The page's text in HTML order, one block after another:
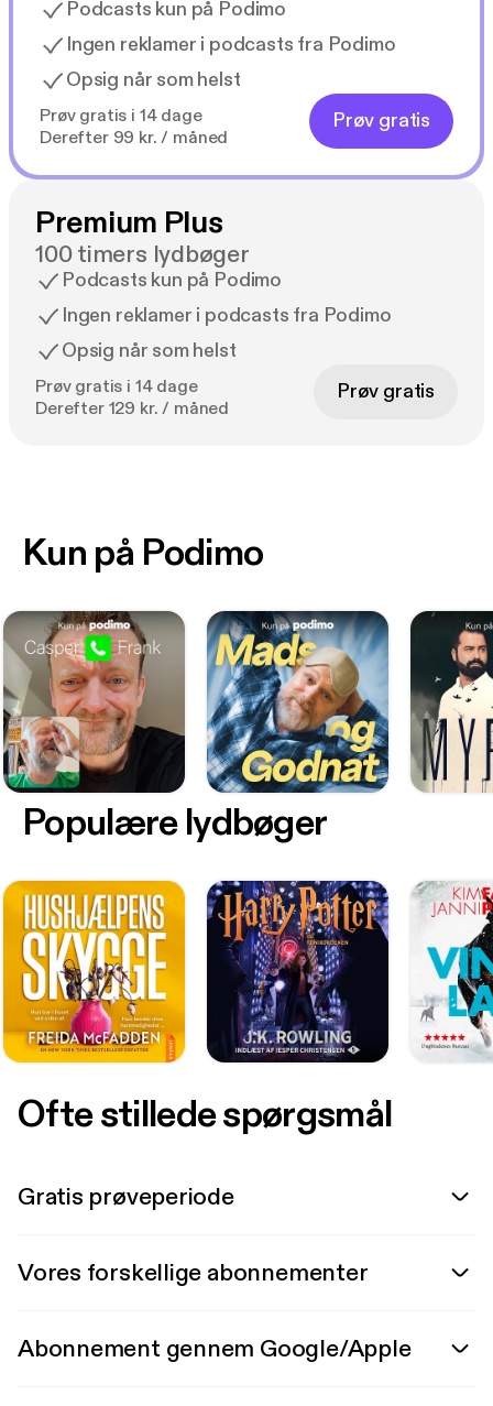
Podcasts kun på Podimo
Ingen reklamer i podcasts fra Podimo
Opsig når som helst
Prøv gratis i 14 dage
Derefter 99 kr. / måned
Prøv gratis
Premium Plus
100 timers lydbøger
Podcasts kun på Podimo
Ingen reklamer i podcasts fra Podimo
Opsig når som helst
Prøv gratis i 14 dage
Derefter 129 kr. / måned
Prøv gratis
Kun på Podimo
Populære lydbøger
Ofte stillede spørgsmål
Gratis prøveperiode
Vores forskellige abonnementer
Abonnement gennem Google/Apple